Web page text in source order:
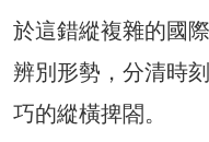
於這錯縱複雜的國
辨別形勢，分清時
巧的縱橫捭閤。